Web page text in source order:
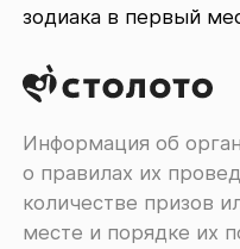
зодиака в первый
Информация об
о правилах их
количестве призов
месте и порядке их